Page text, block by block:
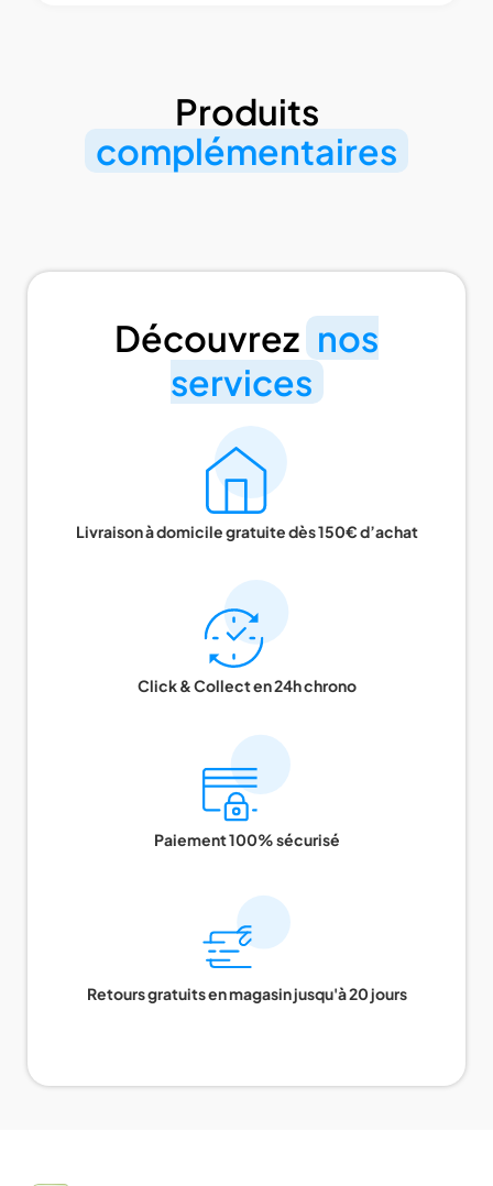
Produits
complémentaires
Découvrez nos
services
Livraison à domicile gratuite dès 150€ d’achat
Click & Collect en 24h chrono
Paiement 100% sécurisé
Retours gratuits en magasin jusqu'à 20 jours